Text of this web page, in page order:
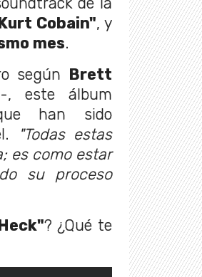
Cobain", y
mes.
según Brett
, este álbum
han sido
"Todas estas
es como estar
su proceso
? ¿Qué te